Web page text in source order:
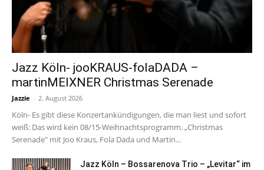
Jazz Köln- jooKRAUS-folaDADA –
martinMEIXNER Christmas Serenade
Jazzie - 2. August 2026
Köln- Es gibt diese Konzertankündigungen, die man liest und sofort
weiß: Das wird kein 08/15-Weihnachtsprogramm. „Christmas
Serenade" mit Joo Kraus, Fola Dada und Martin...
Jazz Köln – Bossarenova Trio – „Levitar“ im